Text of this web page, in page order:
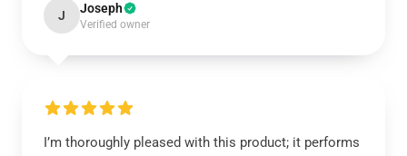
J Joseph
Verified owner
I’m thoroughly pleased with this product; it performs